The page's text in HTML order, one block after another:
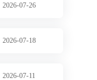
2026-07-26
2026-07-18
2026-07-11